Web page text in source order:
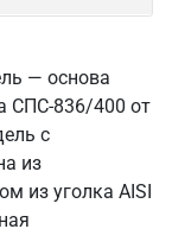
— основа
СПС-836/400 от
с
из
из уголка AISI